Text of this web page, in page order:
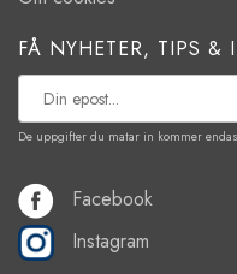
FÅ NYHETER, TIPS &
De uppgifter du matar in kommer
Facebook
Instagram